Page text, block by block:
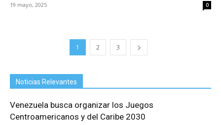
19 mayo, 2025 0
1 2 3
Noticias Relevantes
Venezuela busca organizar los Juegos
Centroamericanos y del Caribe 2030